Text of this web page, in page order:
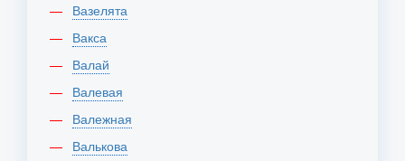
Вазелята
Вакса
Валай
Валевая
Валежная
Валькова